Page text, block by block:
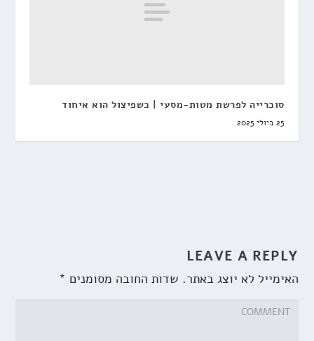
סוכרייה לפרשת מטות-מסעי | כשפיצול הוא איחוד
25 ביולי 2025
LEAVE A REPLY
האימייל לא יוצג באתר. שדות החובה מסומנים *